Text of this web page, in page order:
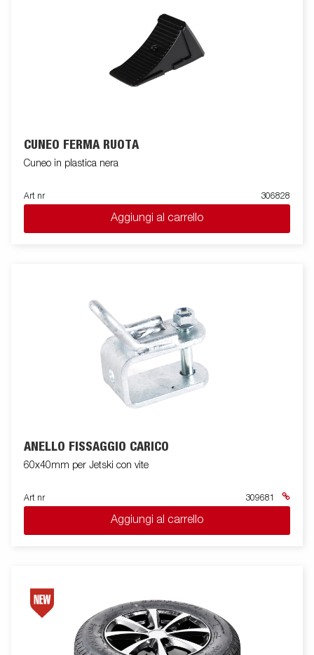
CUNEO FERMA RUOTA
Cuneo in plastica nera
Art nr 306828
Aggiungi al carrello
ANELLO FISSAGGIO CARICO
60x40mm per Jetski con vite
Art nr 309681
Aggiungi al carrello